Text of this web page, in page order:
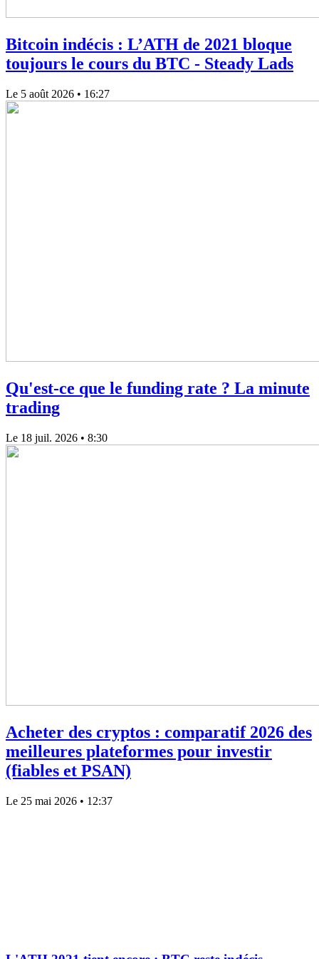
Bitcoin indécis : L’ATH de 2021 bloque
toujours le cours du BTC - Steady Lads
Le 5 août 2026 • 16:27
Qu'est-ce que le funding rate ? La minute
trading
Le 18 juil. 2026 • 8:30
Acheter des cryptos : comparatif 2026 des
meilleures plateformes pour investir
(fiables et PSAN)
Le 25 mai 2026 • 12:37